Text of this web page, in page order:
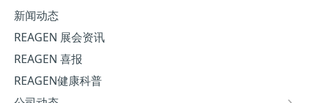
新闻动态
REAGEN 展会资讯
REAGEN 喜报
REAGEN健康科普